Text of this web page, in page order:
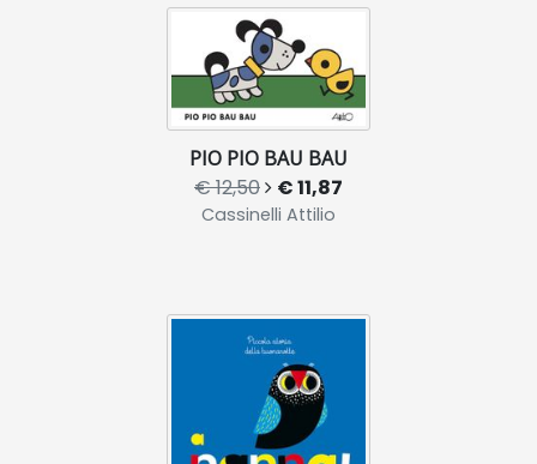
PIO PIO BAU BAU
€ 12,50 € 11,87
Cassinelli Attilio